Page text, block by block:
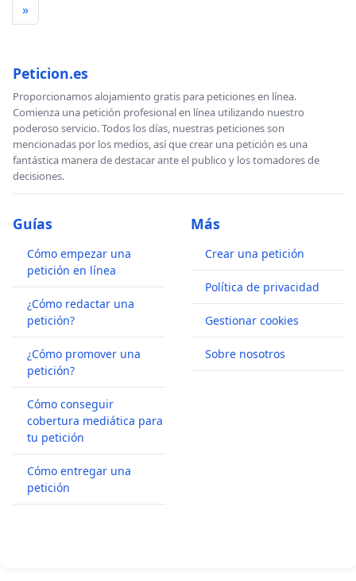
»
Peticion.es
Proporcionamos alojamiento gratis para peticiones en línea.
Comienza una petición profesional en línea utilizando nuestro
poderoso servicio. Todos los días, nuestras peticiones son
mencionadas por los medios, así que crear una petición es una
fantástica manera de destacar ante el publico y los tomadores de
decisiones.
Guías
Cómo empezar una
petición en línea
¿Cómo redactar una
petición?
¿Cómo promover una
petición?
Cómo conseguir
cobertura mediática para
tu petición
Cómo entregar una
petición
Más
Crear una petición
Política de privacidad
Gestionar cookies
Sobre nosotros